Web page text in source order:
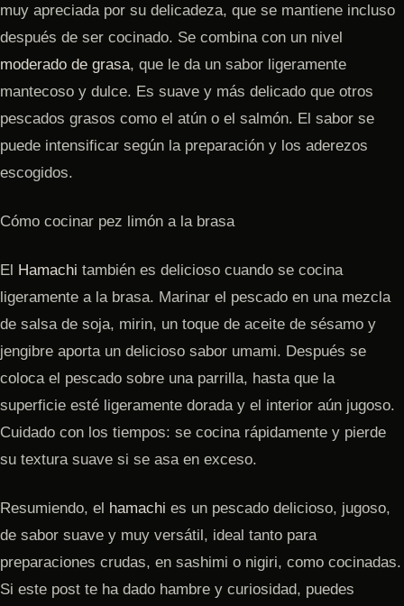
muy apreciada por su delicadeza, que se mantiene incluso
después de ser cocinado. Se combina con un nivel
moderado de grasa, que le da un sabor ligeramente
mantecoso y dulce. Es suave y más delicado que otros
pescados grasos como el atún o el salmón. El sabor se
puede intensificar según la preparación y los aderezos
escogidos.
Cómo cocinar pez limón a la brasa
El Hamachi también es delicioso cuando se cocina
ligeramente a la brasa. Marinar el pescado en una mezcla
de salsa de soja, mirin, un toque de aceite de sésamo y
jengibre aporta un delicioso sabor umami. Después se
coloca el pescado sobre una parrilla, hasta que la
superficie esté ligeramente dorada y el interior aún jugoso.
Cuidado con los tiempos: se cocina rápidamente y pierde
su textura suave si se asa en exceso.
Resumiendo, el hamachi es un pescado delicioso, jugoso,
de sabor suave y muy versátil, ideal tanto para
preparaciones crudas, en sashimi o nigiri, como cocinadas.
Si este post te ha dado hambre y curiosidad, puedes